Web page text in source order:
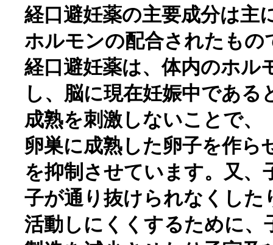
経口避妊薬の主要成分は主
ホルモンの配合されたもの
経口避妊薬は、体内のホル
し、脳に現在妊娠中であ
成熟を刺激しないことで、
卵巣に成熟した卵子を作ら
を抑制させています。又、
子が通り抜けられなくした
活動しにくくするために、